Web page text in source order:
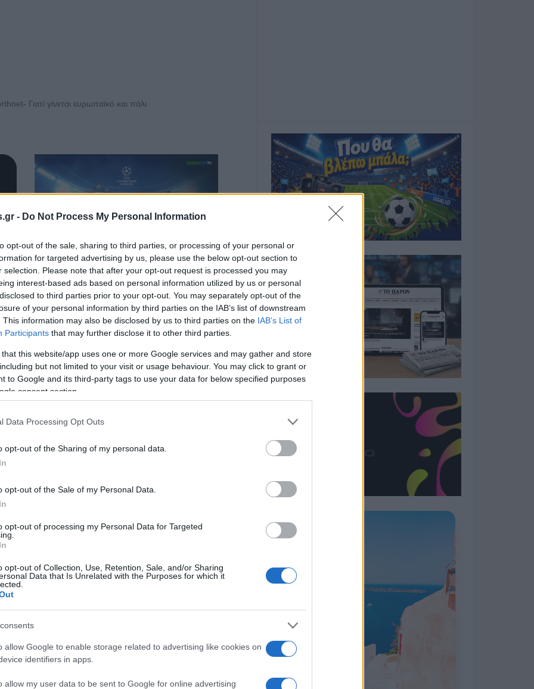
- Do Not Process My Personal Information
opt-out of the sale, sharing to third parties, or processing of your personal or
for targeted advertising by us, please use the below opt-out section to
selection. Please note that after your opt-out request is processed you may
interest-based ads based on personal information utilized by us or personal
to third parties prior to your opt-out. You may separately opt-out of the
of your personal information by third parties on the IAB’s list of downstream
This information may also be disclosed by us to third parties on the IAB’s List of
Participants that may further disclose it to other third parties.
that this website/app uses one or more Google services and may gather and store
but not limited to your visit or usage behaviour. You may click to grant or
to Google and its third-party tags to use your data for below specified purposes
consent section.
Data Processing Opt Outs
opt-out of the Sharing of my personal data.
opt-out of the Sale of my Personal Data.
opt-out of processing my Personal Data for Targeted
opt-out of Collection, Use, Retention, Sale, and/or Sharing
Data that Is Unrelated with the Purposes for which it
allow Google to enable storage related to advertising like cookies on
identifiers in apps.
allow my user data to be sent to Google for online advertising
Γιατί γίνεται ευρωπαϊκό και πάλι
Ολυμπιακός-Ναϊμέγκεν: Το ευρωπαϊκό
ταξίδι των «Ερυθρόλευκων» ξεκινά στην
COSMOTE TV
ό,τι πιο chic για τα beach looks σου
που αξίζει να δοκιμάσεις
της Cardi B στο σπίτι σε λίγα λεπτά
Τηλεοπτικά «Μαγειρέματα», Ψηφιακοί
Πόλεμοι και ένα… Τσουνάμι Αλλαγών: Η
ΤΣΟΥΝΑΜΙ ψηφιακής οργής…
συμπαρασύρει την κυβέρνηση
Η ΣΤΗΛΗ ΜΑΣ